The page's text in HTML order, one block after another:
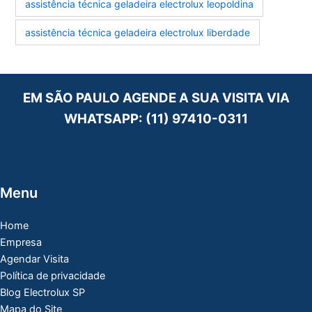
assistência técnica geladeira electrolux leopoldina
assistência técnica geladeira electrolux liberdade
EM SÃO PAULO AGENDE A SUA VISITA VIA
WHATSAPP: (11) 97410-0311
Menu
Home
Empresa
Agendar Visita
Política de privacidade
Blog Electrolux SP
Mapa do Site